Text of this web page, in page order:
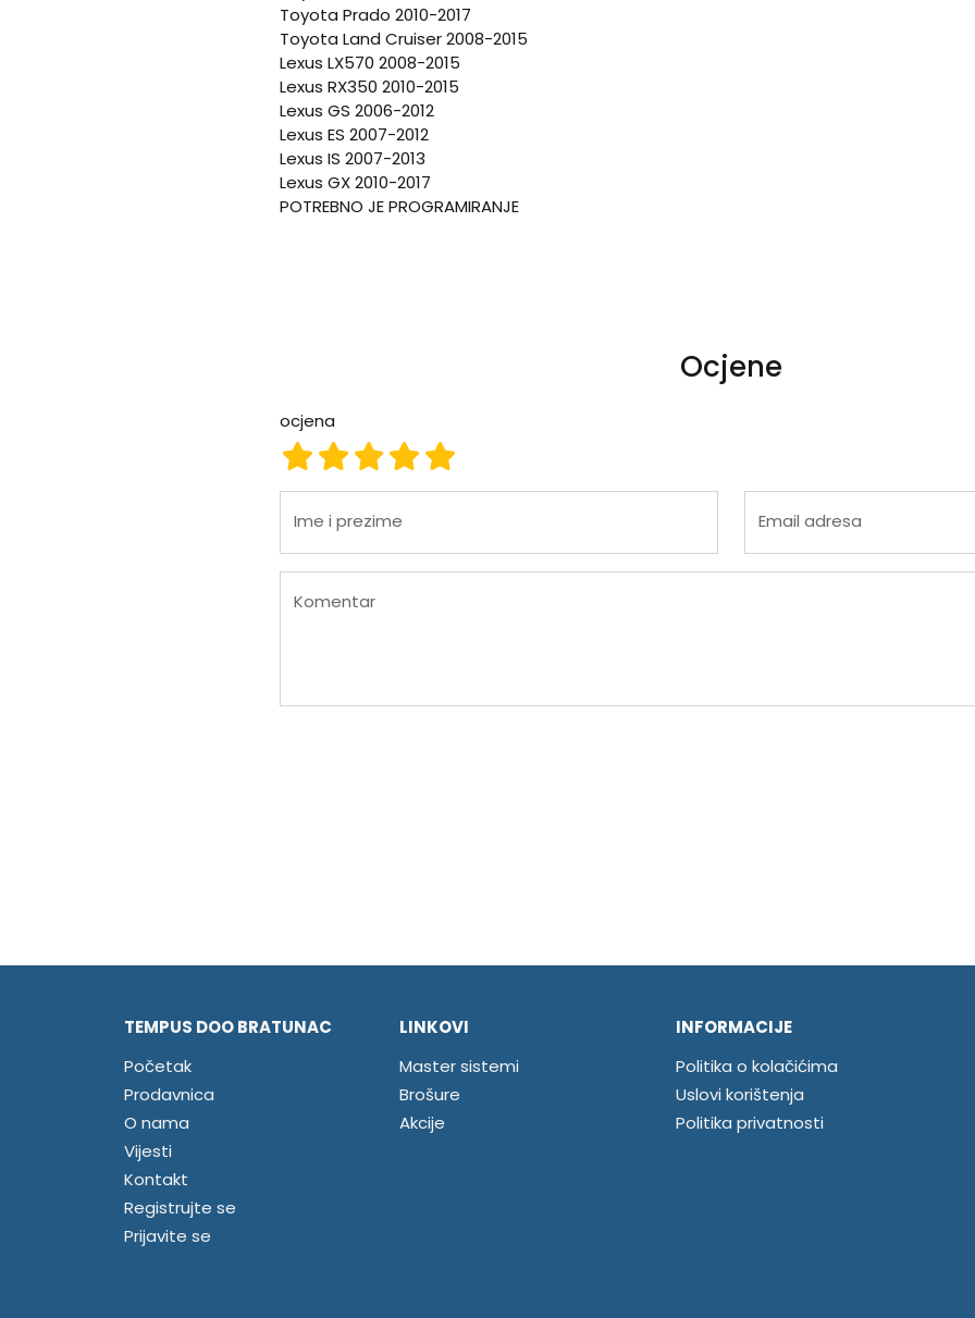
Toyota Prado 2010-2017
Toyota Land Cruiser 2008-2015
Lexus LX570 2008-2015
Lexus RX350 2010-2015
Lexus GS 2006-2012
Lexus ES 2007-2012
Lexus IS 2007-2013
Lexus GX 2010-2017
POTREBNO JE PROGRAMIRANJE
Ocjene
ocjena
ocjena 5
ocjena 4
ocjena 3
ocjena 2
ocjena 1
Ime i prezime Email adresa
Komentar
TEMPUS DOO BRATUNAC
Početak
Prodavnica
O nama
Vijesti
Kontakt
Registrujte se
Prijavite se
LINKOVI
Master sistemi
Brošure
Akcije
INFORMACIJE
Politika o kolačićima
Uslovi korištenja
Politika privatnosti